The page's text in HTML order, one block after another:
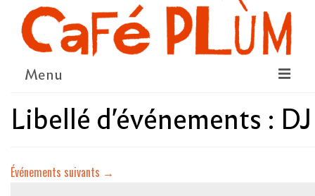
Menu
LE PROJET
LE CONSEIL COOPÉRATIF
Libellé d'événements :
Événements suivants →